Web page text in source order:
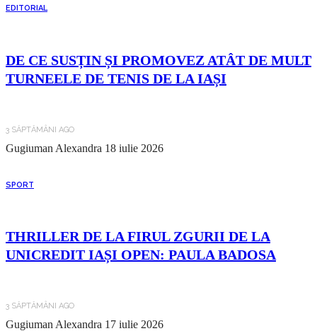
EDITORIAL
DE CE SUSȚIN ȘI PROMOVEZ ATÂT DE MULT
TURNEELE DE TENIS DE LA IAȘI
3 SĂPTĂMÂNI AGO
Gugiuman Alexandra 18 iulie 2026
SPORT
THRILLER DE LA FIRUL ZGURII DE LA
UNICREDIT IAȘI OPEN: PAULA BADOSA
3 SĂPTĂMÂNI AGO
Gugiuman Alexandra 17 iulie 2026